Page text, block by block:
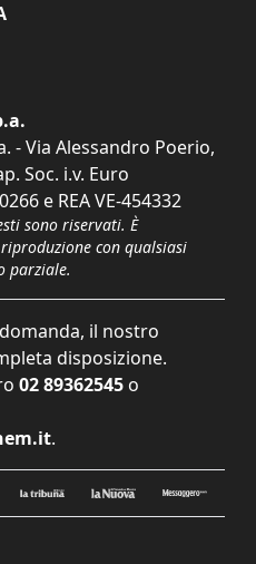
- Via Alessandro Poerio,
Soc. i.v. Euro
e REA VE-454332
sono riservati. È
con qualsiasi
parziale.
il nostro
disposizione.
02 89362545 o
.